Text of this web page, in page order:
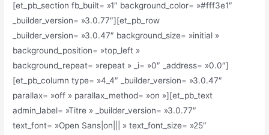
[et_pb_section fb_built= »1″ background_color= »#fff3e1″
_builder_version= »3.0.77″][et_pb_row
_builder_version= »3.0.47″ background_size= »initial »
background_position= »top_left »
background_repeat= »repeat » _i= »0″ _address= »0.0″]
[et_pb_column type= »4_4″ _builder_version= »3.0.47″
parallax= »off » parallax_method= »on »][et_pb_text
admin_label= »Titre » _builder_version= »3.0.77″
text_font= »Open Sans|on||| » text_font_size= »25″